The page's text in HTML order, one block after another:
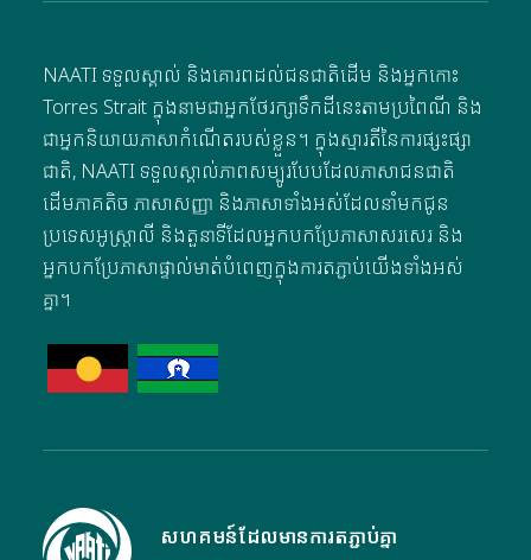
NAATI ទទួលស្គាល់ និងគោរពដល់ជនជាតិដើម និងអ្នកកោះ
Torres Strait ក្នុងនាមជាអ្នកថែរក្សាទឹកដីនេះតាមប្រពៃណី និង
ជាអ្នកនិយាយភាសាកំណើតរបស់ខ្លួន។ ក្នុងស្មារតីនៃការផ្សះផ្សា
ជាតិ, NAATI ទទួលស្គាល់ភាពសម្បូរបែបដែលភាសាជនជាតិ
ដើមភាគតិច ភាសាសញ្ញា និងភាសាទាំងអស់ដែលនាំមកជូន
ប្រទេសអូស្ត្រាលី និងតួនាទីដែលអ្នកបកប្រែភាសាសរសេរ និង
អ្នកបកប្រែភាសាផ្ទាល់មាត់បំពេញក្នុងការតភ្ជាប់យើងទាំងអស់
គ្នា។
សហគមន៍ដែលមានការតភ្ជាប់គ្នា